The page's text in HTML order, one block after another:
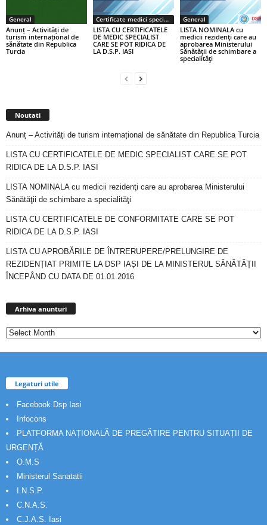
General
Anunț – Activități de
turism internațional de
sănătate din Republica
Turcia
Certificate medici specialiști / primari
LISTA CU CERTIFICATELE
DE MEDIC SPECIALIST
CARE SE POT RIDICA DE
LA D.S.P. IASI
General
LISTA NOMINALA cu
medicii rezidenţi care au
aprobarea Ministerului
Sănătăţii de schimbare a
specialităţi
Noutati
Anunț – Activități de turism internațional de sănătate din Republica Turcia
LISTA CU CERTIFICATELE DE MEDIC SPECIALIST CARE SE POT
RIDICA DE LA D.S.P. IASI
LISTA NOMINALA cu medicii rezidenţi care au aprobarea Ministerului
Sănătăţii de schimbare a specialităţi
LISTA CU CERTIFICATELE DE CONFORMITATE CARE SE POT
RIDICA DE LA D.S.P. IASI
LISTA CU APROBĂRILE DE ÎNTRERUPERE/PRELUNGIRE DE
REZIDENȚIAT PRIMITE LA DSP IAȘI DE LA MINISTERUL SĂNĂTĂȚII
ÎNCEPÂND CU DATA DE 01.01.2016
Arhiva anunturi
Legaturi utile
Facebook Dsp Iasi
Infocons
PLATFORMA NAȚIONALĂ DE PREGĂTIRE PENTRU SITUAȚII DE
URGENȚĂ
O.M.S
Ministerul Sanatatii
I.N.S.P.
C.N.A.S.
C.J.A.S. Iasi